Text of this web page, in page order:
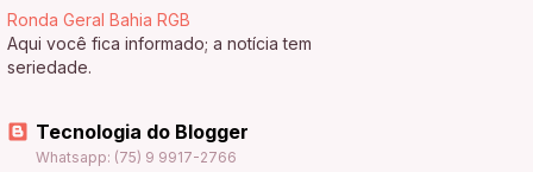
Ronda Geral Bahia RGB
Aqui você fica informado; a notícia tem
seriedade.
Tecnologia do Blogger
Whatsapp: (75) 9 9917-2766